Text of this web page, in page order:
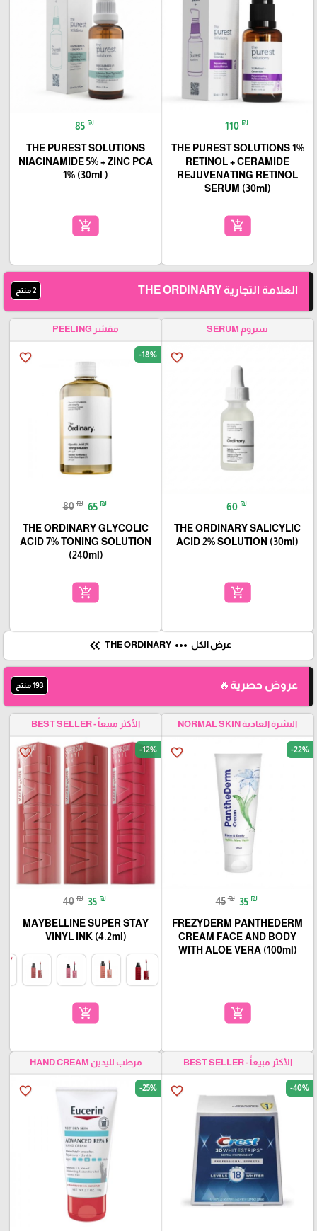
110 ₪
THE PUREST SOLUTIONS 1%
RETINOL + CERAMIDE
REJUVENATING RETINOL
SERUM (30ml)
add_shopping_cart
85 ₪
THE PUREST SOLUTIONS
NIACINAMIDE 5% + ZINC PCA
1% (30ml )
add_shopping_cart
العلامة التجارية THE ORDINARY 2 منتج
سيروم SERUM
favorite_border
60 ₪
THE ORDINARY SALICYLIC
ACID 2% SOLUTION (30ml)
add_shopping_cart
مقشر PEELING
favorite_border -18%
80 ₪ 65 ₪
THE ORDINARY GLYCOLIC
ACID 7% TONING SOLUTION
(240ml)
add_shopping_cart
عرض الكل more_horiz
THE ORDINARY
keyboard_double_arrow_left
عروض حصرية🔥 193 منتج
البشرة العادية NORMAL SKIN
favorite_border -22%
45 ₪ 35 ₪
FREZYDERM PANTHEDERM
CREAM FACE AND BODY
WITH ALOE VERA (100ml)
add_shopping_cart
الأكثر مبيعاً - BEST SELLER
favorite_border -12%
40 ₪ 35 ₪
MAYBELLINE SUPER STAY
VINYL INK (4.2ml)
add_shopping_cart
الأكثر مبيعاً - BEST SELLER
favorite_border -40%
مرطب لليدين HAND CREAM
favorite_border -25%